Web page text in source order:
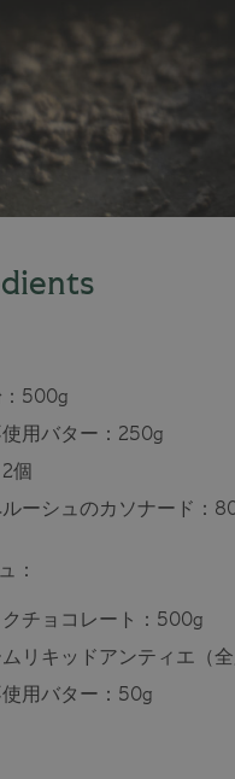
500g
用バター：250g
個
ルーシュのカソナード：
：
クチョコレート：500g
ムリキッドアンティエ（
用バター：50g